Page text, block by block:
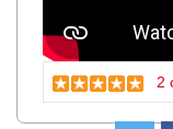
2